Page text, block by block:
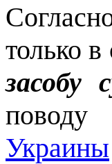
только
засобу
Украины